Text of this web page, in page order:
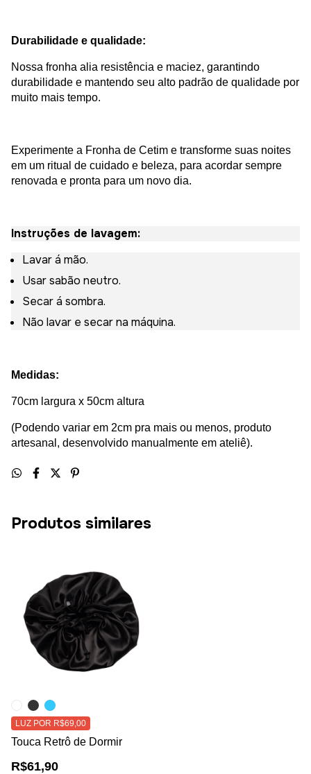
Durabilidade e qualidade:
Nossa fronha alia resistência e maciez, garantindo
durabilidade e mantendo seu alto padrão de qualidade por
muito mais tempo.
Experimente a Fronha de Cetim e transforme suas noites
em um ritual de cuidado e beleza, para acordar sempre
renovada e pronta para um novo dia.
Instruções de lavagem:
Lavar á mão.
Usar sabão neutro.
Secar á sombra.
Não lavar e secar na máquina.
Medidas:
70cm largura x 50cm altura
(Podendo variar em 2cm pra mais ou menos, produto
artesanal, desenvolvido manualmente em ateliê).
Produtos similares
Touca Retrô de Dormir
R$61,90
LUZ POR R$69,00